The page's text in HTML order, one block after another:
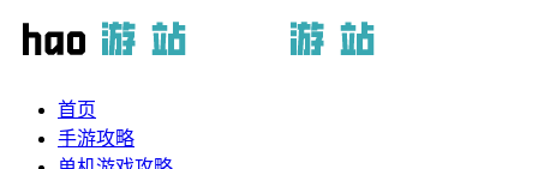
首页
手游攻略